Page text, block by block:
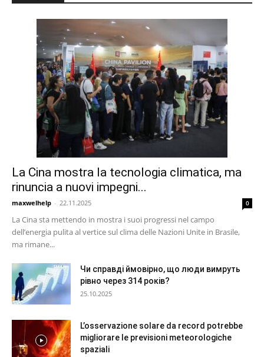
La Cina mostra la tecnologia climatica, ma
rinuncia a nuovi impegni...
maxwelhelp - 22.11.2025 0
La Cina sta mettendo in mostra i suoi progressi nel campo
dell’energia pulita al vertice sul clima delle Nazioni Unite in Brasile,
ma rimane...
Чи справді ймовірно, що люди вимруть
рівно через 314 років?
25.10.2025
L’osservazione solare da record potrebbe
migliorare le previsioni meteorologiche
spaziali